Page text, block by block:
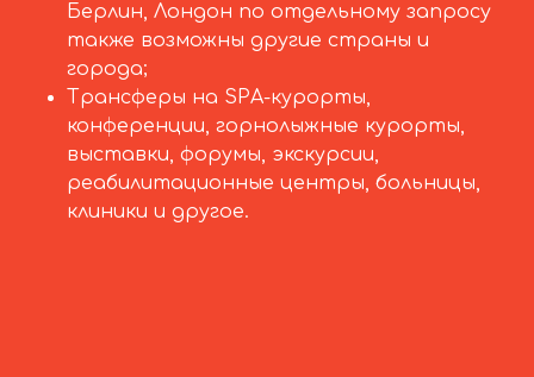
Берлин, Лондон по отдельному запросу
также возможны другие страны и
города;
Трансферы на SPA-курорты,
конференции, горнолыжные курорты,
выставки, форумы, экскурсии,
реабилитационные центры, больницы,
клиники и другое.